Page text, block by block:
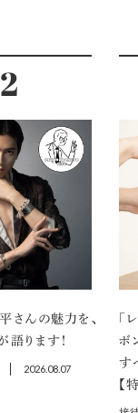
さんの魅力を、
語ります！
2026.08.07
ボ
す
【